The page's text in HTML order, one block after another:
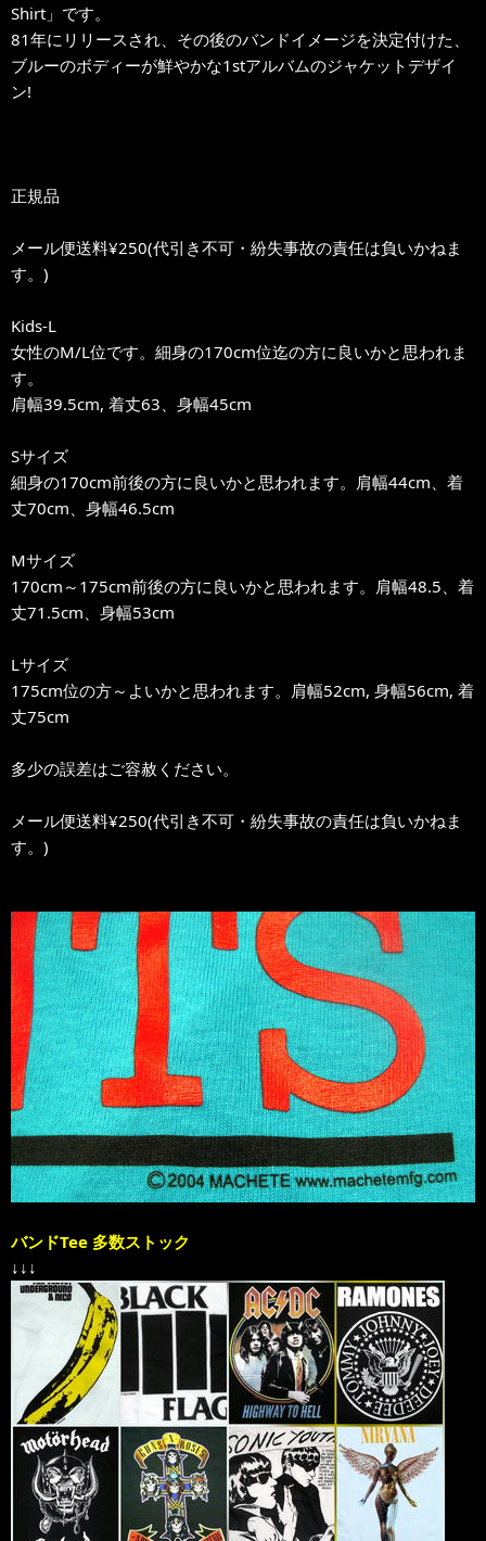
Shirt」です。
81年にリリースされ、その後のバンドイメージを決定付けた、
ブルーのボディーが鮮やかな1stアルバムのジャケットデザイ
ン!
正規品
メール便送料¥250(代引き不可・紛失事故の責任は負いかねま
す。)
Kids-L
女性のM/L位です。細身の170cm位迄の方に良いかと思われま
す。
肩幅39.5cm, 着丈63、身幅45cm
Sサイズ
細身の170cm前後の方に良いかと思われます。肩幅44cm、着
丈70cm、身幅46.5cm
Mサイズ
170cm～175cm前後の方に良いかと思われます。肩幅48.5、着
丈71.5cm、身幅53cm
Lサイズ
175cm位の方～よいかと思われます。肩幅52cm, 身幅56cm, 着
丈75cm
多少の誤差はご容赦ください。
メール便送料¥250(代引き不可・紛失事故の責任は負いかねま
す。)
バンドTee 多数ストック
↓↓↓